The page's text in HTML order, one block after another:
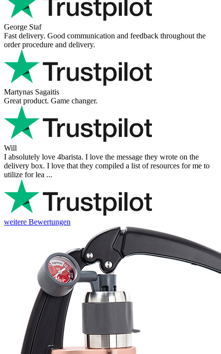
George Staf
Fast delivery. Good communication and feedback throughout the
order procedure and delivery.
Martynas Sagaitis
Great product. Game changer.
Will
I absolutely love 4barista. I love the message they wrote on the
delivery box. I love that they compiled a list of resources for me to
utilize for lea ...
weitere Bewertungen